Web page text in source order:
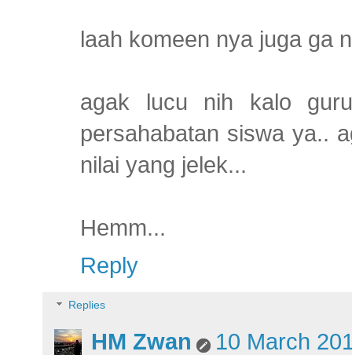
laah komeen nya juga ga
agak lucu nih kalo
persahabatan siswa ya..
nilai yang jelek...
Hemm...
Reply
Replies
HM Zwan
10 March